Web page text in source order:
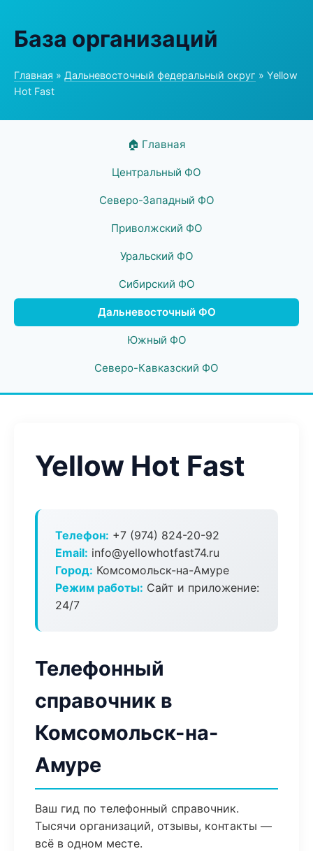
База организаций
Главная » Дальневосточный федеральный округ » Yellow
Hot Fast
🏠 Главная
Центральный ФО
Северо-Западный ФО
Приволжский ФО
Уральский ФО
Сибирский ФО
Дальневосточный ФО
Южный ФО
Северо-Кавказский ФО
Yellow Hot Fast
Телефон: +7 (974) 824-20-92
Email: info@yellowhotfast74.ru
Город: Комсомольск-на-Амуре
Режим работы: Сайт и приложение:
24/7
Телефонный
справочник в
Комсомольск-на-
Амуре
Ваш гид по телефонный справочник.
Тысячи организаций, отзывы, контакты —
всё в одном месте.